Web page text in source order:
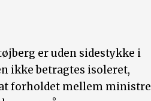
er uden sidestykke i
ikke betragtes isoleret,
forholdet mellem ministre